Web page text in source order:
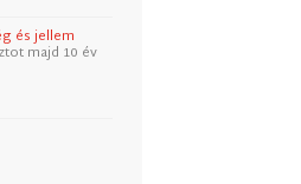
és jellem
majd 10 év